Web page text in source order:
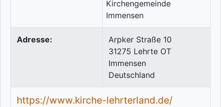
Adresse:
Arpker Straße 10
31275 Lehrte OT
Immensen
Deutschland
https://www.kirche-lehrterland.de/